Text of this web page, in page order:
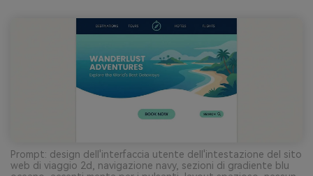
Prompt: design dell'interfaccia utente dell'intestazione del sito
web di viaggio 2d, navigazione navy, sezioni di gradiente blu